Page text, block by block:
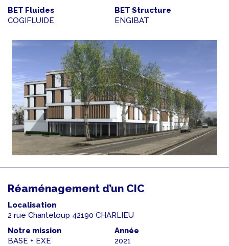
BET Fluides
COGIFLUIDE
BET Structure
ENGIBAT
Réaménagement d’un CIC
Localisation
2 rue Chanteloup 42190 CHARLIEU
Notre mission
BASE + EXE
Année
2021